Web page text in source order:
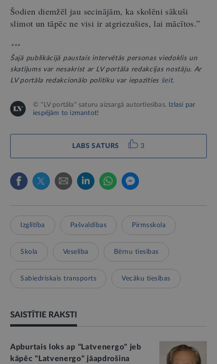
Šodien diemžēl jau secinājām, ka skolēni sākuši
slimot un tāpēc ne visi ir atgriezušies, lai mācītos.”
***
Šajā publikācijā paustais intervētās personas viedoklis un
skatījums var nesakrist ar LV portāla redakcijas nostāju. Ar
LV portāla redakcionālo politiku var iepazīties šeit.
© "LV portāla" saturu aizsargā autortiesības. Izlasi par
iespējām to izmantot!
LABS SATURS 3
Izglītība Pašvaldības Pirmsskola
Skola Veselība Bērnu tiesības
Sabiedriskais transports Vecāku tiesības
SAISTĪTIE RAKSTI
Apburtais loks ap "Latvenergo" jeb
kāpēc "Latvenergo" jāapdrošina